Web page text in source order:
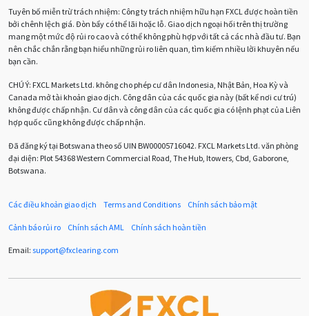
Bảng Anh Bảng lương phi nông nghiệp CAD
CHF COVI-19 COVID-19 CPI Charles Dow
Chuyên gia cố vấn Chuyên gia tư vấn
Con số xu hướng Các mức Fibonacci Cắt lỗ
Dừng lại Dừng lỗ
EUR / AUD EUR / USD
Tuyên bố miễn trừ trách nhiệm: Công ty trách nhiệm hữu hạn FXCL được hoàn tiền
bởi chênh lệch giá. Đòn bẩy có thể lãi hoặc lỗ. Giao dịch ngoại hối trên thị trường
mang một mức độ rủi ro cao và có thể không phù hợp với tất cả các nhà đầu tư. Bạn
nên chắc chắn rằng bạn hiểu những rủi ro liên quan, tìm kiếm nhiều lời khuyên nếu
bạn cần.
CHÚ Ý: FXCL Markets Ltd. không cho phép cư dân Indonesia, Nhật Bản, Hoa Kỳ và
Canada mở tài khoản giao dịch. Công dân của các quốc gia này (bất kể nơi cư trú)
không được chấp nhận. Cư dân và công dân của các quốc gia có lệnh phạt của Liên
hợp quốc cũng không được chấp nhận.
Đã đăng ký tại Botswana theo số UIN BW00005716042. FXCL Markets Ltd. văn phòng
đại diện: Plot 54368 Western Commercial Road, The Hub, Itowers, Cbd, Gaborone,
Botswana.
Các điều khoản giao dịch Terms and Conditions Chính sách bảo mật
Cảnh báo rủi ro Chính sách AML Chính sách hoàn tiền
Email: support@fxclearing.com